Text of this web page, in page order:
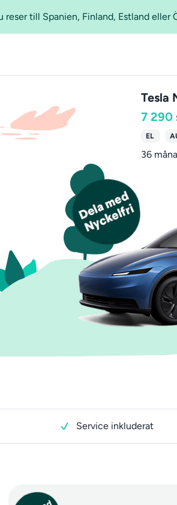
till Spanien, Finland, Estland eller
Tesla
7 290
EL
36
Service inkluderat